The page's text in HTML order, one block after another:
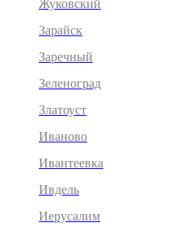
Жуковский
Зарайск
Заречный
Зеленоград
Златоуст
Иваново
Ивантеевка
Ивдель
Иерусалим